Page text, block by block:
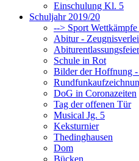
Einschulung Kl. 5
Schuljahr 2019/20
--> Sport
Abitur -
Abiturentlassungsfeier
Schule in Rot
Bilder der Hoffnung
DoG in Coronazeiten
Tag der offenen Tür
Musical Jg. 5
Keksturnier
Thedinghausen
Dom